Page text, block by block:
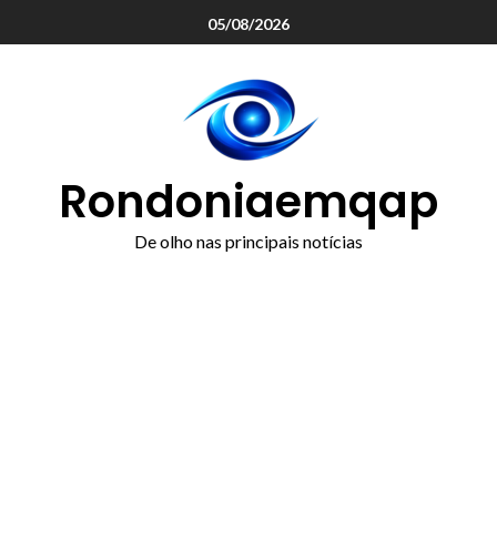
05/08/2026
Rondoniaemqap
De olho nas principais notícias